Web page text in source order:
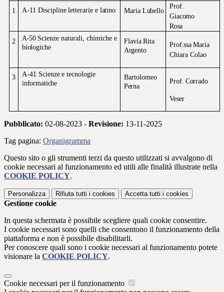
1 A-11 Discipline letterarie e latino Maria Lubello
Prof.
Giacomo
Rosa
2
A-50 Scienze naturali, chimiche e
biologiche
Flavia Rita
Argento
Prof.ssa Maria
Chiara Colao
3 A-41 Scienze e tecnologie
informatiche
Bartolomeo
Perna
Prof. Corrado
Veser
Pubblicato: 02-08-2023 - Revisione: 13-11-2025
Tag pagina: Organigramma
Questo sito o gli strumenti terzi da questo utilizzati si avvalgono di
cookie necessari al funzionamento ed utili alle finalità illustrate nella
COOKIE POLICY.
Personalizza Rifiuta tutti i cookies Accetta tutti i cookies
Gestione cookie
In questa schermata è possibile scegliere quali cookie consentire.
I cookie necessari sono quelli che consentono il funzionamento della
piattaforma e non è possibile disabilitarli.
Per conoscere quali sono i cookie necessari al funzionamento potete
visionare la COOKIE POLICY.
Cookie necessari per il funzionamento